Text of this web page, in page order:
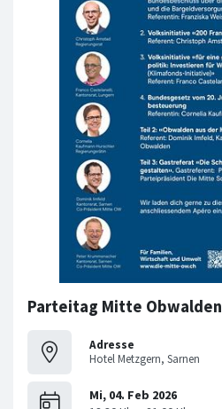
Parteitag Mitte Obwalden
Adresse
Hotel Metzgern, Sarnen